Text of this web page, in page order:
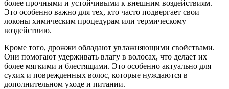
более прочными и устойчивыми к внешним воздействиям.
Это особенно важно для тех, кто часто подвергает свои
локоны химическим процедурам или термическому
воздействию.
Кроме того, дрожжи обладают увлажняющими свойствами.
Они помогают удерживать влагу в волосах, что делает их
более мягкими и блестящими. Это особенно актуально для
сухих и поврежденных волос, которые нуждаются в
дополнительном уходе и питании.